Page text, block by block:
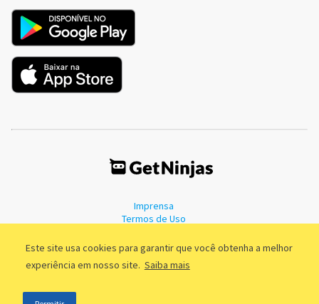
Este site usa cookies para garantir que você obtenha a melhor
experiência em nosso site. Saiba mais
Imprensa
Termos de Uso
©2011 - 2026, GetNinjas LTDA. CNPJ 55.744.877/0001-89 - Rua Dr.